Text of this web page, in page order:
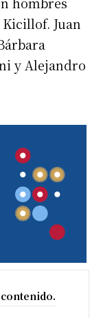
Juan
y Alejandro